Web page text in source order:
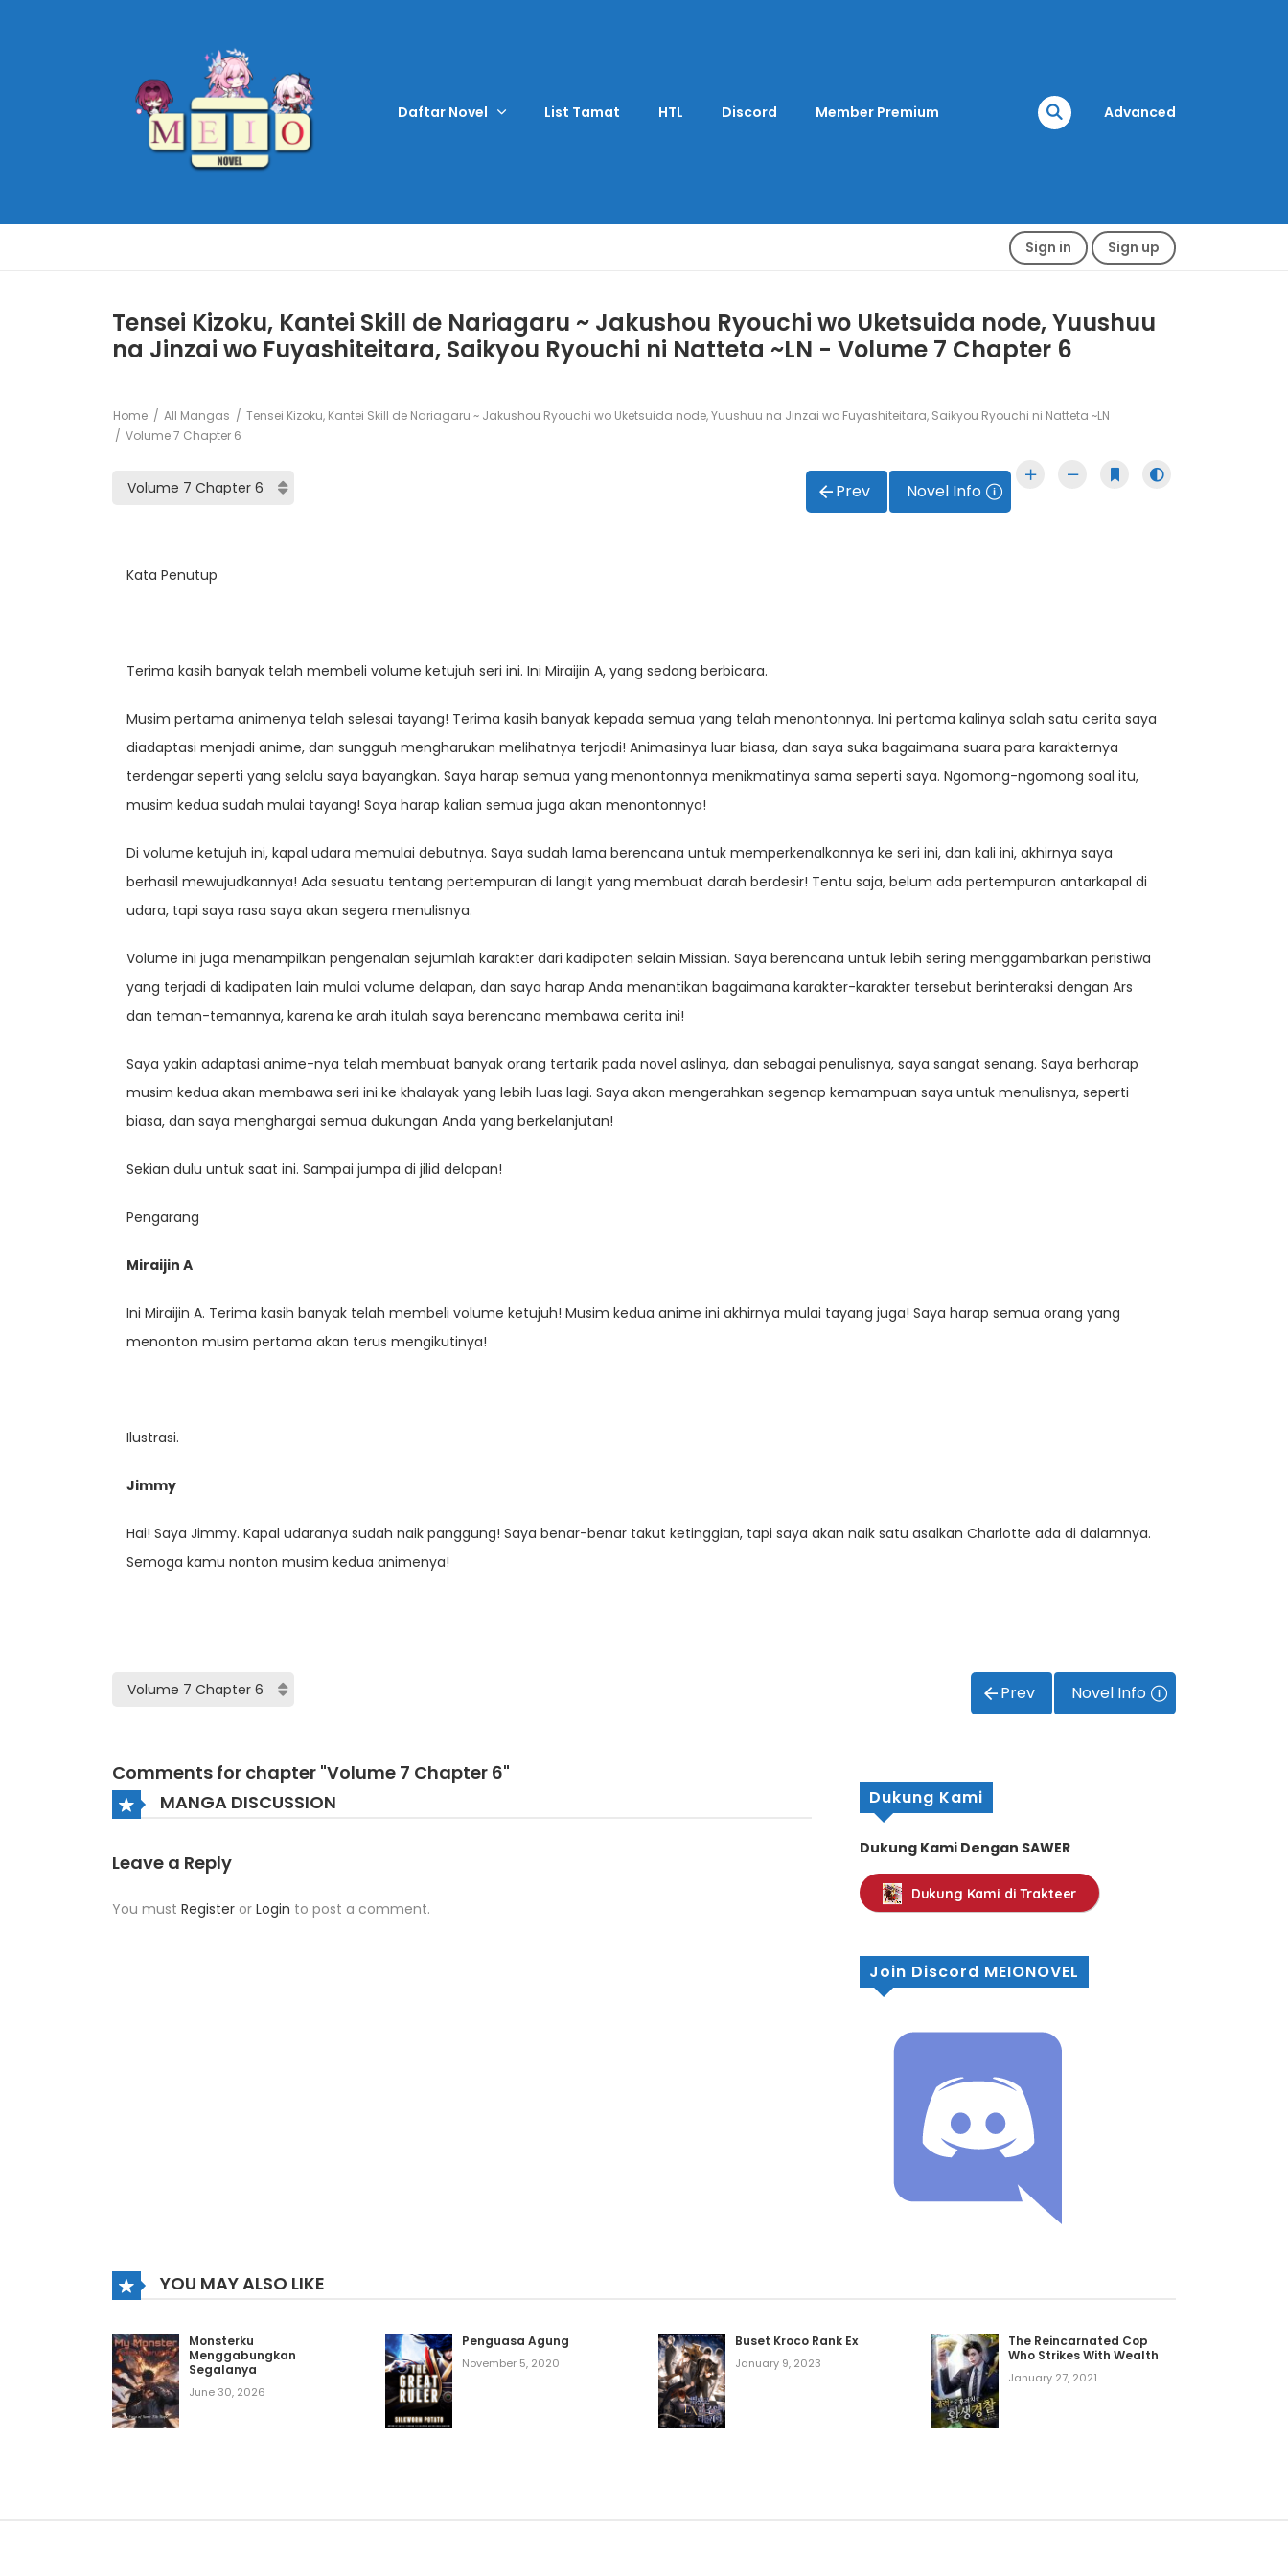
Daftar Novel List Tamat HTL Discord Member Premium Advanced
Sign in Sign up
Tensei Kizoku, Kantei Skill de Nariagaru ~ Jakushou Ryouchi wo Uketsuida node, Yuushuu
na Jinzai wo Fuyashiteitara, Saikyou Ryouchi ni Natteta ~LN - Volume 7 Chapter 6
Home All Mangas
Tensei Kizoku, Kantei Skill de Nariagaru ~ Jakushou Ryouchi wo Uketsuida node, Yuushuu na Jinzai wo Fuyashiteitara, Saikyou Ryouchi ni Natteta ~LN
Volume 7 Chapter 6
Prev Novel Info
Kata Penutup
Terima kasih banyak telah membeli volume ketujuh seri ini. Ini Miraijin A, yang sedang berbicara.
Musim pertama animenya telah selesai tayang! Terima kasih banyak kepada semua yang telah menontonnya. Ini pertama kalinya salah satu cerita saya
diadaptasi menjadi anime, dan sungguh mengharukan melihatnya terjadi! Animasinya luar biasa, dan saya suka bagaimana suara para karakternya
terdengar seperti yang selalu saya bayangkan. Saya harap semua yang menontonnya menikmatinya sama seperti saya. Ngomong-ngomong soal itu,
musim kedua sudah mulai tayang! Saya harap kalian semua juga akan menontonnya!
Di volume ketujuh ini, kapal udara memulai debutnya. Saya sudah lama berencana untuk memperkenalkannya ke seri ini, dan kali ini, akhirnya saya
berhasil mewujudkannya! Ada sesuatu tentang pertempuran di langit yang membuat darah berdesir! Tentu saja, belum ada pertempuran antarkapal di
udara, tapi saya rasa saya akan segera menulisnya.
Volume ini juga menampilkan pengenalan sejumlah karakter dari kadipaten selain Missian. Saya berencana untuk lebih sering menggambarkan peristiwa
yang terjadi di kadipaten lain mulai volume delapan, dan saya harap Anda menantikan bagaimana karakter-karakter tersebut berinteraksi dengan Ars
dan teman-temannya, karena ke arah itulah saya berencana membawa cerita ini!
Saya yakin adaptasi anime-nya telah membuat banyak orang tertarik pada novel aslinya, dan sebagai penulisnya, saya sangat senang. Saya berharap
musim kedua akan membawa seri ini ke khalayak yang lebih luas lagi. Saya akan mengerahkan segenap kemampuan saya untuk menulisnya, seperti
biasa, dan saya menghargai semua dukungan Anda yang berkelanjutan!
Sekian dulu untuk saat ini. Sampai jumpa di jilid delapan!
Pengarang
Miraijin A
Ini Miraijin A. Terima kasih banyak telah membeli volume ketujuh! Musim kedua anime ini akhirnya mulai tayang juga! Saya harap semua orang yang
menonton musim pertama akan terus mengikutinya!
Ilustrasi.
Jimmy
Hai! Saya Jimmy. Kapal udaranya sudah naik panggung! Saya benar-benar takut ketinggian, tapi saya akan naik satu asalkan Charlotte ada di dalamnya.
Semoga kamu nonton musim kedua animenya!
Prev Novel Info
Comments for chapter "Volume 7 Chapter 6"
MANGA DISCUSSION
Leave a Reply
You must Register or Login to post a comment.
Dukung Kami
Dukung Kami Dengan SAWER
Dukung Kami di Trakteer
Join Discord MEIONOVEL
YOU MAY ALSO LIKE
Monsterku
Menggabungkan
Segalanya
June 30, 2026
Penguasa Agung
November 5, 2020
Buset Kroco Rank Ex
January 9, 2023
The Reincarnated Cop
Who Strikes With Wealth
January 27, 2021